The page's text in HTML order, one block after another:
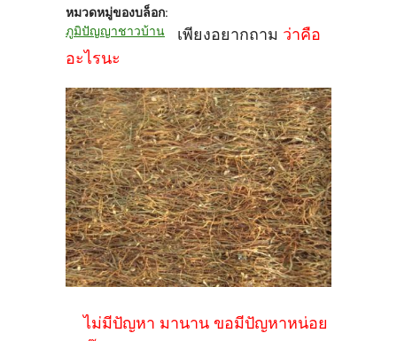
หมวดหมู่ของบล็อก:
ภูมิปัญญาชาวบ้าน
เพียงอยากถาม ว่าคือ
อะไรนะ
ไม่มีปัญหา มานาน ขอมีปัญหาหน่อย